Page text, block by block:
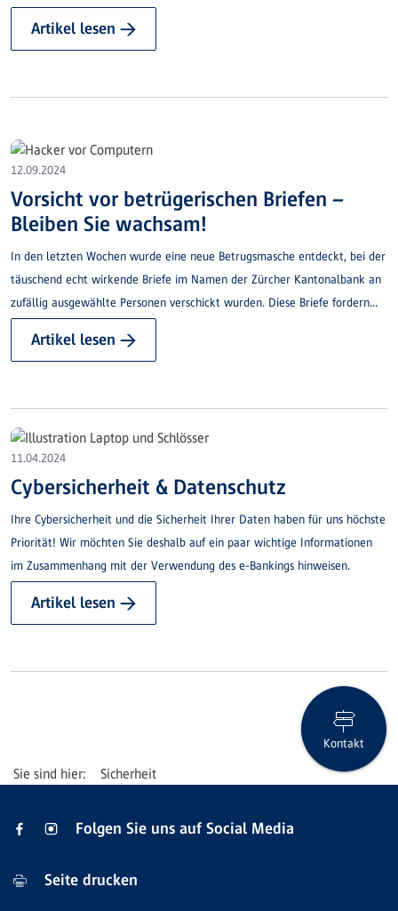
Artikel lesen →
12.09.2024
Vorsicht vor betrügerischen Briefen –
Bleiben Sie wachsam!
In den letzten Wochen wurde eine neue Betrugsmasche entdeckt, bei der
täuschend echt wirkende Briefe im Namen der Zürcher Kantonalbank an
zufällig ausgewählte Personen verschickt wurden. Diese Briefe fordern
Anmeldeverfahren anzupassen. Dadurch erhalten die Betrüger Zugriff
Artikel lesen →
11.04.2024
Cybersicherheit & Datenschutz
Ihre Cybersicherheit und die Sicherheit Ihrer Daten haben für uns höchste
Priorität! Wir möchten Sie deshalb auf ein paar wichtige Informationen
im Zusammenhang mit der Verwendung des e-Bankings hinweisen.
Artikel lesen →
Sicherheit
Kontakt
Folgen Sie uns auf Social Media
Seite drucken